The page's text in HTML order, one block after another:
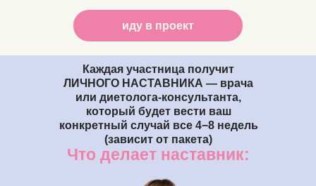
иду в проект
Что делает наставник:
Каждая участница получит
ЛИЧНОГО НАСТАВНИКА — врача
или диетолога-консультанта,
который будет вести ваш
конкретный случай все 4−8 недель
(зависит от пакета)